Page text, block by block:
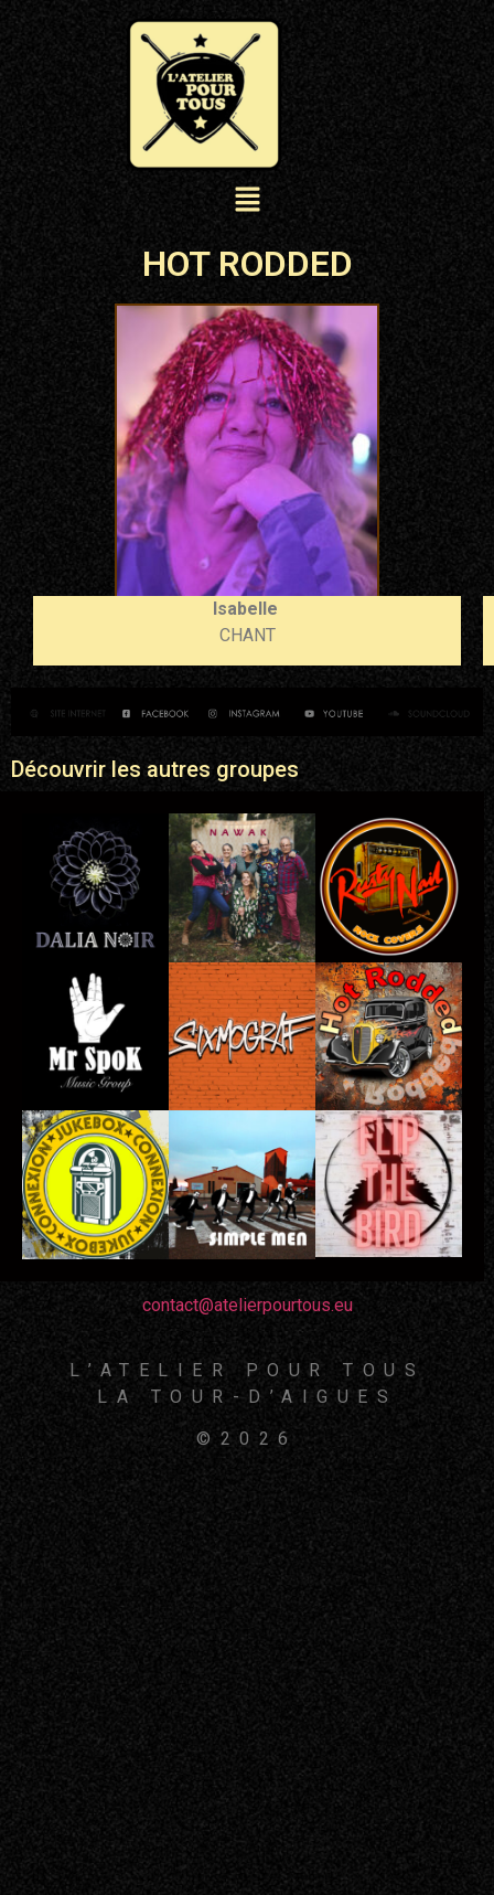
HOT RODDED
Isabelle
CHANT
Découvrir les autres groupes
contact@atelierpourtous.eu
L’ATELIER POUR TOUS
LA TOUR-D’AIGUES
©2026